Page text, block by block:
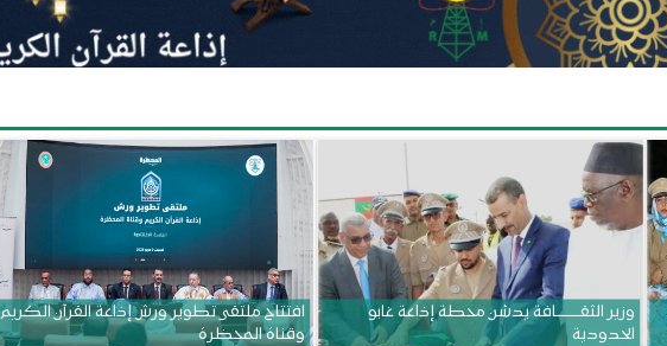
وزير الثقــــــــــافة يدشن محطة إذاعة غابو
الحدودية
افتتاح ملتقى تطوير ورش إذاعة القرآن الكريم
وقناة المحظرة